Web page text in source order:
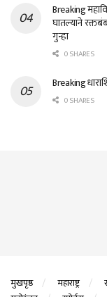
Breaking
घातल्याने
गुन्हा
0 SHARES
Breaking
0 SHARES
मुखपृष्ठ महाराष्ट्र